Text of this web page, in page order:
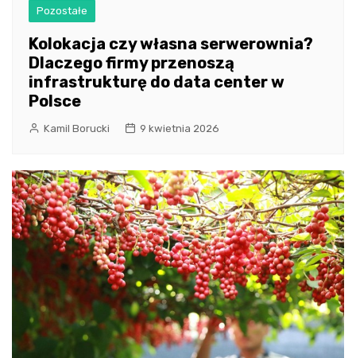
Pozostałe
Kolokacja czy własna serwerownia?
Dlaczego firmy przenoszą
infrastrukturę do data center w
Polsce
Kamil Borucki 9 kwietnia 2026